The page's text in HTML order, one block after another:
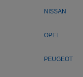
NISSAN
OPEL
PEUGEOT